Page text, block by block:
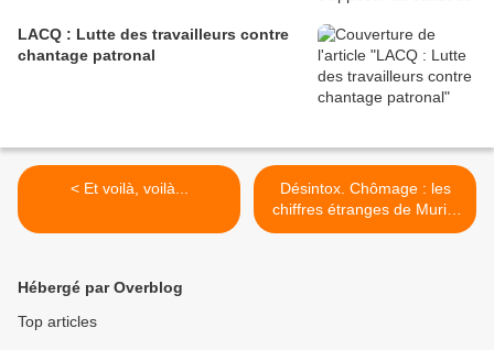
LACQ : Lutte des travailleurs contre
chantage patronal
< Et voilà, voilà...
Désintox. Chômage : les
chiffres étranges de Muriel
Pénicaud >
Hébergé par Overblog
Top articles